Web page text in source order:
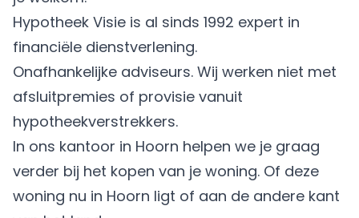
Hypotheek Visie is al sinds 1992 expert in
financiële dienstverlening.
Onafhankelijke adviseurs. Wij werken niet met
afsluitpremies of provisie vanuit
hypotheekverstrekkers.
In ons kantoor in Hoorn helpen we je graag
verder bij het kopen van je woning. Of deze
woning nu in Hoorn ligt of aan de andere kant